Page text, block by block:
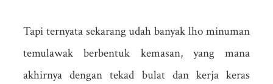
Tapi ternyata sekarang udah banyak lho minuman
temulawak berbentuk kemasan, yang mana
akhirnya dengan tekad bulat dan kerja keras